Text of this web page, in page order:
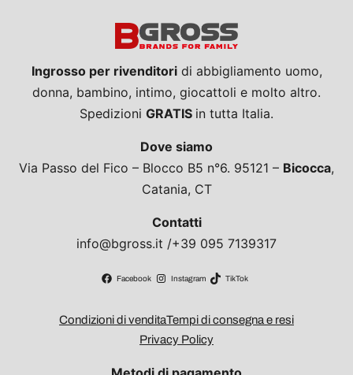
Ingrosso per rivenditoridi abbigliamento uomo,
donna, bambino, intimo, giocattoli e molto altro.
Spedizioni GRATIS in tutta Italia.
Dove siamo
Via Passo del Fico – Blocco B5 n°6. 95121 – Bicocca,
Catania, CT
Contatti
info@bgross.it /+39 095 7139317
Facebook Instagram TikTok
Condizioni di venditaTempi di consegna e resi
Privacy Policy